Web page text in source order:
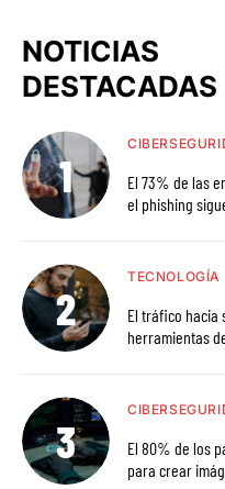
NOTICIAS
DESTACADAS
El 73% de las
el phishing
TECNOLOGÍA
El tráfico hacia
herramientas
El 80% de los
para crear